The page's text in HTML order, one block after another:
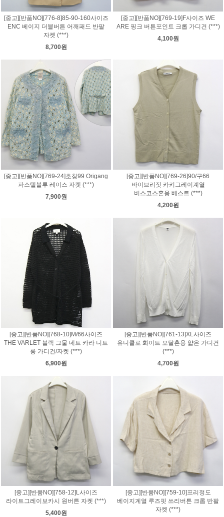
[중고][반품NO][776-8]85-90-160사이즈
ENC 베이지 더블버튼 어깨패드 반팔
자켓 (***)
8,700원
[중고][반품NO][769-19]F사이즈 WE
ARE 핑크 버튼포인트 크롭 가디건 (***)
4,100원
[중고][반품NO][769-24]호칭99 Origang
파스텔블루 레이스 자켓 (***)
7,900원
[중고][반품NO][769-26]90/구66
바이브리짓 카키그레이계열
비스코스혼용 베스트 (***)
4,200원
[중고][반품NO][768-10]M/66사이즈
THE VARLET 블랙 그물 네트 카라 니트
롱 가디건/자켓 (***)
6,900원
[중고][반품NO][761-13]XL사이즈
유니클로 화이트 모달혼용 얇은 가디건
(***)
4,700원
[중고][반품NO][758-12]L사이즈
라이트그레이보카시 원버튼 자켓 (***)
5,400원
[중고][반품NO][759-10]프리정도
베이지계열 루즈핏 쓰리버튼 크롭 반팔
자켓 (***)